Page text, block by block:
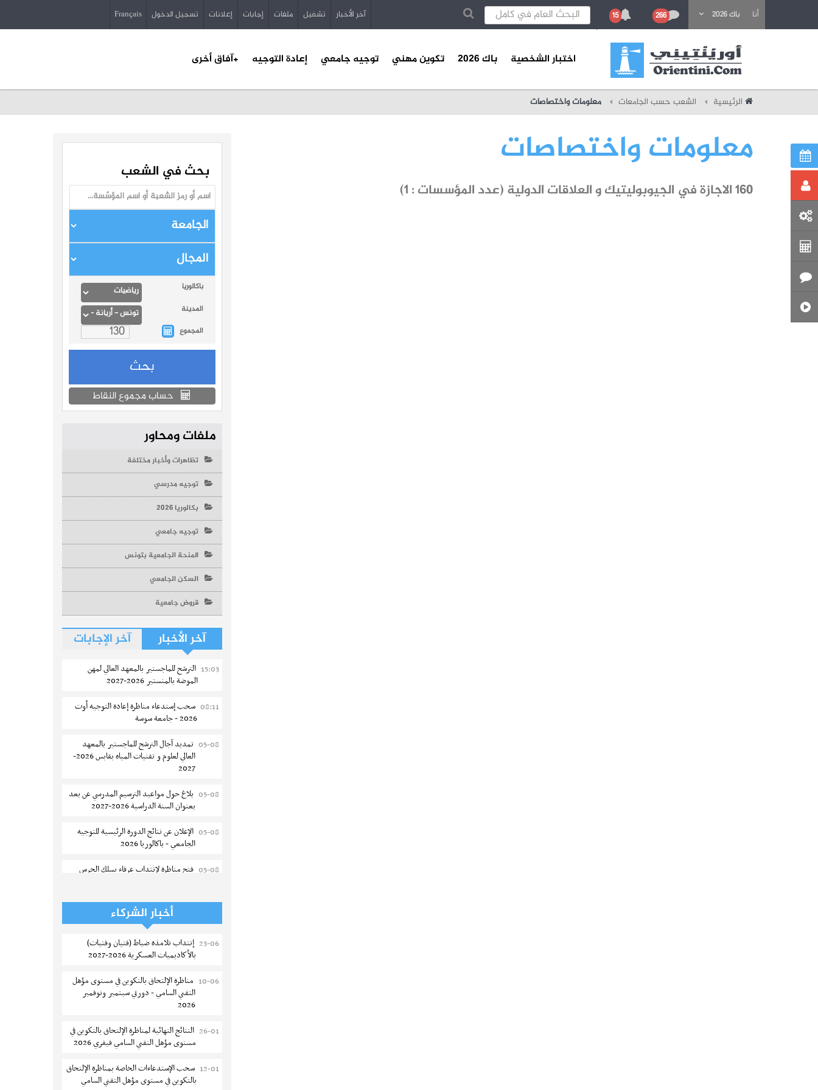
أنا باك 2026
باحث عن تكوين
266
15 آخر الأخبار تشغيل ملفات إجابات إعلانات تسجيل الدخول Français
اختبار الشخصية باك 2026 تكوين مهني توجيه جامعي إعادة التوجيه +آفاق أخرى
الرئيسية الشعب حسب الجامعات معلومات واختصاصات
معلومات واختصاصات
160 الاجازة في الجيوبوليتيك و العلاقات الدولية (عدد المؤسسات : 1)
بحث في الشعب
باكالوريا
المدينة
المجموع
حساب مجموع النقاط
ملفات ومحاور
تظاهرات وأخبار مختلفة
توجيه مدرسي
بكالوريا 2026
توجيه جامعي
المنحة الجامعية بتونس
السكن الجامعي
قروض جامعية
آخر الأخبار آخر الإجابات
15:03 الترشح للماجستير بالمعهد العالي لمهن
الموضة بالمنستير 2026-2027
08:11 سحب إستدعاء مناظرة إعادة التوجيه أوت
2026 - جامعة سوسة
05-08 تمديد آجال الترشح للماجستير بالمعهد
العالي لعلوم و تقنيات المياه بقابس 2026-
2027
05-08 بلاغ حول مواعيد الترسيم المدرسي عن بعد
بعنوان السنة الدراسية 2026-2027
05-08 الإعلان عن نتائج الدورة الرئيسية للتوجيه
الجامعي - باكالوريا 2026
05-08 فتح مناظرة لإنتداب عرفاء بسلك الحرس
تسجيل طلبة كلية الآداب والفنون
والإنسانيات بمنوبة 2026-2027
05-08 المعهد العالي للرياضة و التربية البدنية
بقصر السعيد : ترسيم السنوات الثانية
تمديد آجال الترشح للماجستير بكلية العلوم
بقابس 2026-2027
05-08 كلية العلوم الإقتصادية والتصرف بسوسة :
الترشح لماجستير مهني جديد
05-08 الترشح للماجستير بالمعهد العالي للرياضة
والتربية البدنية بصفاقس 2026-2027
أخبار الشركاء
23-06 إنتداب تلامذة ضباط (فتيان وفتيات)
بالأكاديميات العسكرية 2026-2027
10-06 مناظرة الإلتحاق بالتكوين في مستوى مؤهل
التقني السامي - دورتي سبتمبر ونوفمبر
2026
26-01 النتائج النهائية لمناظرة الإلتحاق بالتكوين في
مستوى مؤهل التقني السامي فيفري 2026
12-01 سحب الإستدعاءات الخاصة بمناظرة الإلتحاق
بالتكوين في مستوى مؤهل التقني السامي